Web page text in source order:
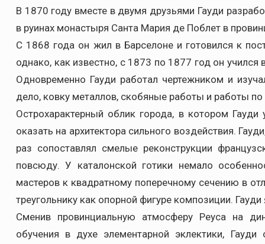
В 1870 году вместе в двумя друзьями Гауди
в руинах монастыря Санта Мария де Поблет в
С 1868 года он жил в Барселоне и готовился к
однако, как известно, с 1873 по 1877 год он
Одновременно Гауди работал чертежником и
дело, ковку металлов, скобяные работы и работы по
Острохарактерный облик города, в котором
оказать на архитектора сильного воздействия.
раз сопоставлял смелые реконструкции
повсюду. У каталонской готики немало
мастеров к квадратному поперечному сечению в
треугольнику как опорной фигуре композиции.
Сменив провинциальную атмосферу Реуса на
обучения в духе элементарной эклектики,